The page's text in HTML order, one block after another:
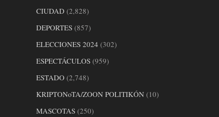
CIUDAD (2,828)
DEPORTES (857)
ELECCIONES 2024 (302)
ESPECTÁCULOS (959)
ESTADO (2,748)
KRIPTONoTA/ZOON POLITIKÓN (10)
MASCOTAS (250)